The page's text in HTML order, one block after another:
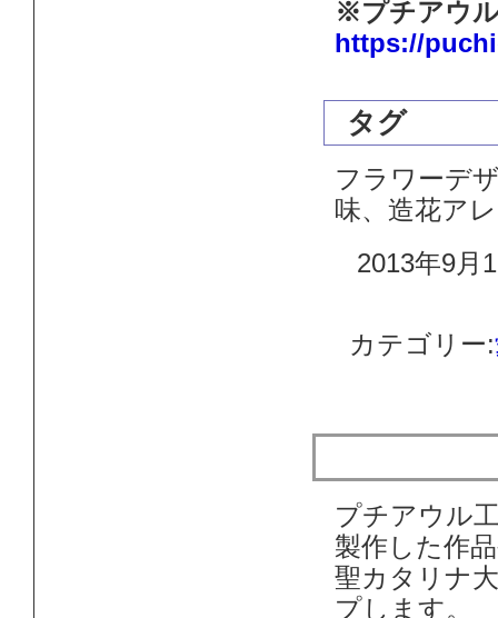
※プチアウ
https://
タグ
フラワーデ
味、造花ア
2013年9月
カテゴリー:
プチアウル
製作した作
聖カタリナ
プします。